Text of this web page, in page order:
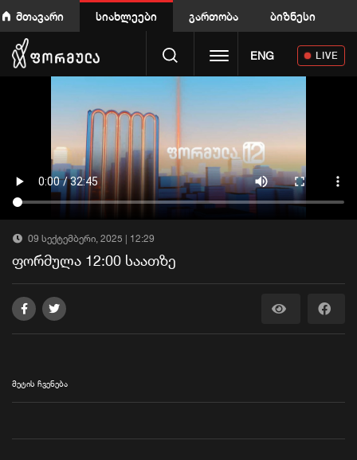
მთავარი სიახლეები გართობა ბიზნესი
Toggle navigation
ENG LIVE
09 სექტემბერი, 2025 | 12:29
ფორმულა 12:00 საათზე
მეტის ჩვენება